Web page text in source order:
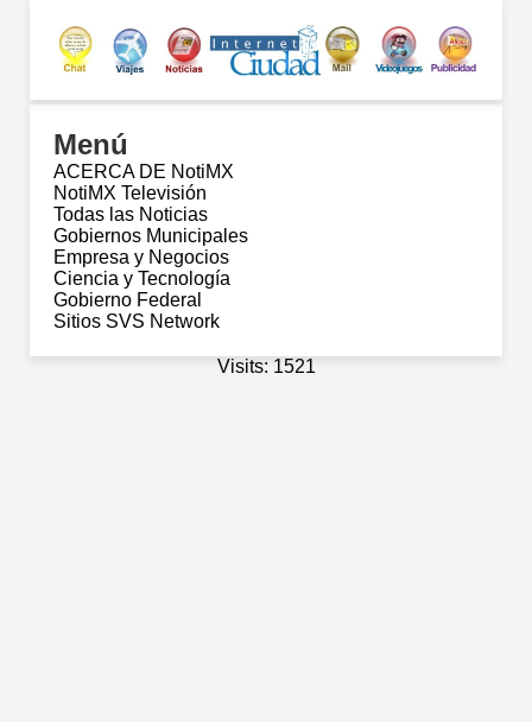
Menú
ACERCA DE NotiMX
NotiMX Televisión
Todas las Noticias
Gobiernos Municipales
Empresa y Negocios
Ciencia y Tecnología
Gobierno Federal
Sitios SVS Network
Visits: 1521